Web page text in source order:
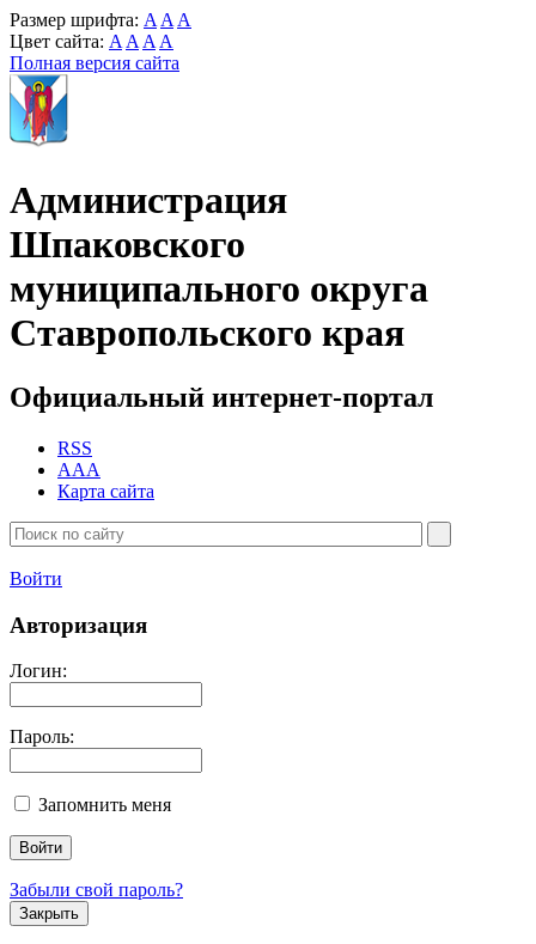
Размер шрифта: A A A
Цвет сайта: A A A A
Полная версия сайта
Администрация
Шпаковского
муниципального округа
Ставропольского края
Официальный интернет-портал
RSS
AAA
Карта сайта
Войти
Авторизация
Логин:
Пароль:
Запомнить меня
Забыли свой пароль?
Закрыть